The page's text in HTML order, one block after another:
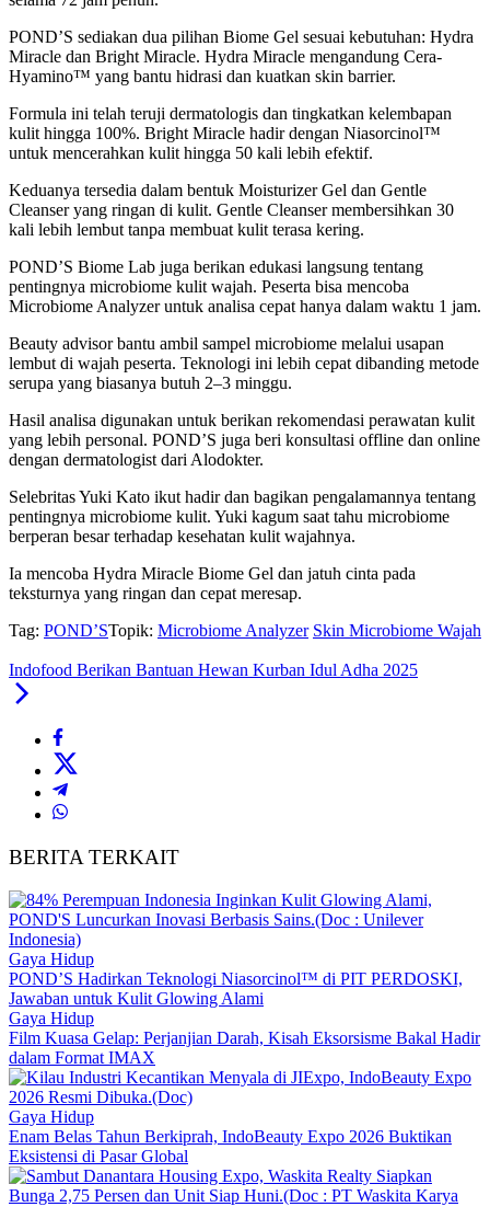
POND’S sediakan dua pilihan Biome Gel sesuai kebutuhan: Hydra
Miracle dan Bright Miracle. Hydra Miracle mengandung Cera-
Hyamino™ yang bantu hidrasi dan kuatkan skin barrier.
Formula ini telah teruji dermatologis dan tingkatkan kelembapan
kulit hingga 100%. Bright Miracle hadir dengan Niasorcinol™
untuk mencerahkan kulit hingga 50 kali lebih efektif.
Keduanya tersedia dalam bentuk Moisturizer Gel dan Gentle
Cleanser yang ringan di kulit. Gentle Cleanser membersihkan 30
kali lebih lembut tanpa membuat kulit terasa kering.
POND’S Biome Lab juga berikan edukasi langsung tentang
pentingnya microbiome kulit wajah. Peserta bisa mencoba
Microbiome Analyzer untuk analisa cepat hanya dalam waktu 1 jam.
Beauty advisor bantu ambil sampel microbiome melalui usapan
lembut di wajah peserta. Teknologi ini lebih cepat dibanding metode
serupa yang biasanya butuh 2–3 minggu.
Hasil analisa digunakan untuk berikan rekomendasi perawatan kulit
yang lebih personal. POND’S juga beri konsultasi offline dan online
dengan dermatologist dari Alodokter.
Selebritas Yuki Kato ikut hadir dan bagikan pengalamannya tentang
pentingnya microbiome kulit. Yuki kagum saat tahu microbiome
berperan besar terhadap kesehatan kulit wajahnya.
Ia mencoba Hydra Miracle Biome Gel dan jatuh cinta pada
teksturnya yang ringan dan cepat meresap.
Tag: POND’STopik: Microbiome Analyzer Skin Microbiome Wajah
Indofood Berikan Bantuan Hewan Kurban Idul Adha 2025
BERITA TERKAIT
Gaya Hidup
POND’S Hadirkan Teknologi Niasorcinol™ di PIT PERDOSKI,
Jawaban untuk Kulit Glowing Alami
Gaya Hidup
Film Kuasa Gelap: Perjanjian Darah, Kisah Eksorsisme Bakal Hadir
dalam Format IMAX
Gaya Hidup
Enam Belas Tahun Berkiprah, IndoBeauty Expo 2026 Buktikan
Eksistensi di Pasar Global